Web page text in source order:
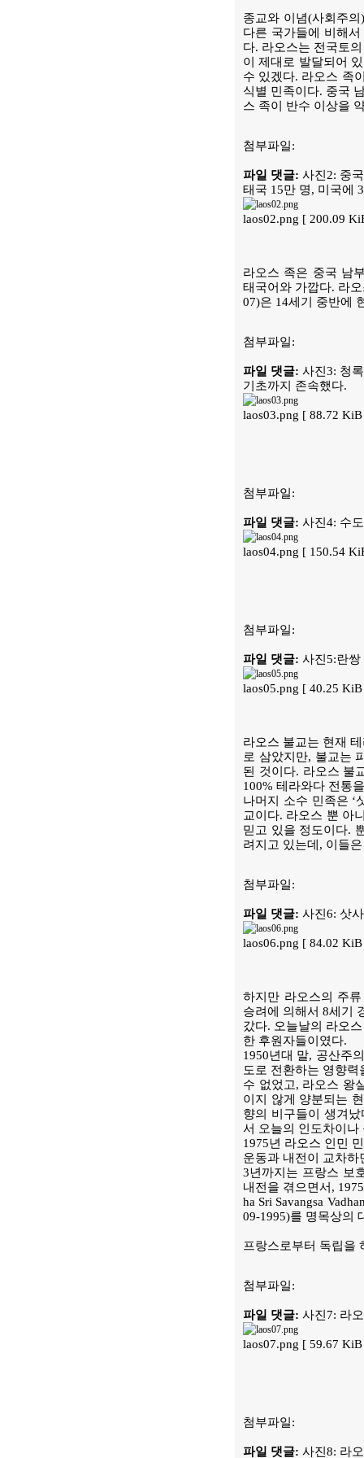
종교와 이념(사회주
다른 국가들에 비해
다. 라오스는 전국토
이 제대로 발달되어
수 있겠다. 라오스 족
식별 민족이다. 중국
스 족이 반수 이상을
첨부파일:
파일 댓글: 사진2: 중
태국 15만 명, 미국에
laos02.png [ 200.09
라오스 족은 중국 남
태국어와 가깝다. 라
07)은 14세기 중반에
첨부파일:
파일 댓글: 사진3: 청
기초까지 존속했다.
laos03.png [ 88.72
첨부파일:
파일 댓글: 사진4: 수
laos04.png [ 150.54
첨부파일:
파일 댓글: 사진5:란쌍
laos05.png [ 40.25
라오스 불교는 현재
로 삼았지만, 불교는
된 것이다. 라오스 불
100% 테라와다 전통
나머지 소수 민족은 ‘
교이다. 라오스 뿐 아
믿고 있을 정도이다.
려지고 있는데, 이들
첨부파일:
파일 댓글: 사진6: 삿
laos06.png [ 84.02
하지만 라오스의 주
승려에 의해서 8세기
갔다. 오늘날의 라오
한 후원자들이였다.
1950년대 말, 공산주
도로 전환하는 영향
수 없었고, 라오스 왕
이지 않게 양분되는
향의 비구들이 생겨
서 오늘의 인도차이나
1975년 라오스 인민
운동과 내전이 교차하
3년까지는 프랑스 보
내전을 겪으면서,
ha Sri Savangsa
09-1995)를 명목상의
프랑스로부터 독립을
첨부파일:
파일 댓글: 사진7: 라
laos07.png [ 59.67
첨부파일:
파일 댓글: 사진8: 라